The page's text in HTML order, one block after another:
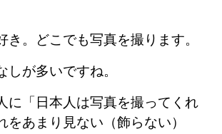
き。どこでも写真を撮ります。
しが多いですね。
に「日本人は写真を撮ってくれ
をあまり見ない（飾らない）